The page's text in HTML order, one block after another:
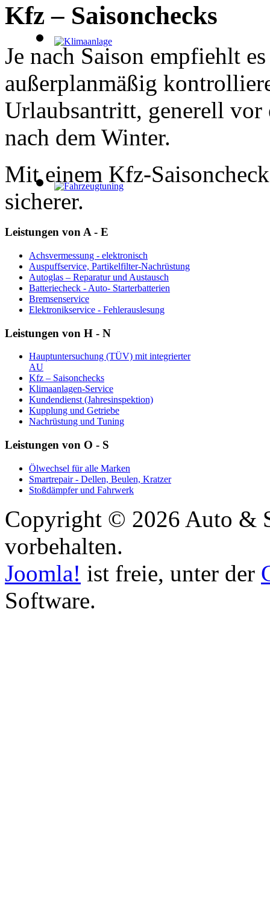
Kfz – Saisonchecks
Je nach Saison empfiehlt
außerplanmäßig
Urlaubsantritt, generell vor
nach dem Winter.
Mit einem Kfz-
sicherer.
Leistungen von A - E
Achsvermessung - elektronisch
Auspuffservice, Partikelfilter-Nachrüstung
Autoglas – Reparatur und Austausch
Batteriecheck - Auto- Starterbatterien
Bremsenservice
Elektronikservice - Fehlerauslesung
Leistungen von H - N
Hauptuntersuchung (TÜV) mit integrierter
AU
Kfz – Saisonchecks
Klimaanlagen-Service
Kundendienst (Jahresinspektion)
Kupplung und Getriebe
Nachrüstung und Tuning
Leistungen von O - S
Ölwechsel für alle Marken
Smartrepair - Dellen, Beulen, Kratzer
Stoßdämpfer und Fahrwerk
Copyright © 2026 Auto &
vorbehalten.
Joomla! ist freie, unter der
Software.